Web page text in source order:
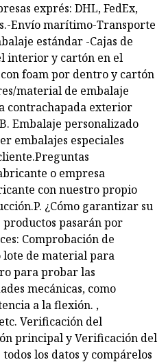
exprés: DHL, FedEx,
Envío marítimo-Transporte
estándar -Cajas de
interior y cartón en el
foam por dentro y cartón
material de embalaje
contrachapada exterior
Embalaje personalizado
embalajes especiales
o empresa
con nuestro propio
¿Cómo garantizar su
productos pasarán por
Comprobación de
lote de material para
para probar las
mecánicas, como
a la flexión. ,
Verificación del
principal y Verificación del
los datos y compárelos